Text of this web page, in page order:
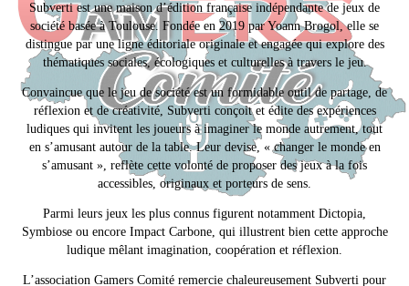
Subverti est une maison d’édition française indépendante de jeux de
société basée à Toulouse. Fondée en 2019 par Yoann Brogol, elle se
distingue par une ligne éditoriale originale et engagée qui explore des
thématiques sociales, écologiques et culturelles à travers le jeu.
Convaincue que le jeu de société est un formidable outil de partage, de
réflexion et de créativité, Subverti conçoit et édite des expériences
ludiques qui invitent les joueurs à imaginer le monde autrement, tout
en s’amusant autour de la table. Leur devise, « changer le monde en
s’amusant », reflète cette volonté de proposer des jeux à la fois
accessibles, originaux et porteurs de sens.
Parmi leurs jeux les plus connus figurent notamment Dictopia,
Symbiose ou encore Impact Carbone, qui illustrent bien cette approche
ludique mêlant imagination, coopération et réflexion.
L’association Gamers Comité remercie chaleureusement Subverti pour